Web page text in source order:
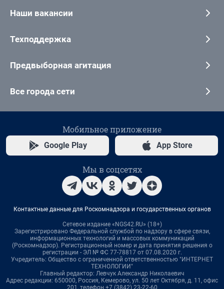
Наши вакансии
Техподдержка
Предвыборная агитация
Все города сети
Мобильное приложение
Google Play App Store
Мы в соцсетях
Контактные данные для Роскомнадзора и государственных органов
Сетевое издание «NGS42.RU» (18+)
Зарегистрировано Федеральной службой по надзору в сфере связи,
информационных технологий и массовых коммуникаций
(Роскомнадзор). Регистрационный номер и дата принятия решения о
регистрации - ЭЛ № ФС 77-78817 от 07.08.2020 г.
Учредитель: Общество с ограниченной ответственностью "ИНТЕРНЕТ
ТЕХНОЛОГИИ"
Главный редактор: Левчук Александр Николаевич
Адрес редакции: 650000, Россия, Кемерово, ул. 50 лет Октября, д. 11, офис